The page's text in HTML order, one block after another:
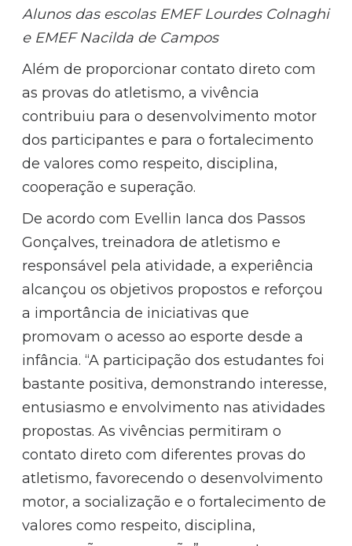
Alunos das escolas EMEF Lourdes Colnaghi
e EMEF Nacilda de Campos
Além de proporcionar contato direto com
as provas do atletismo, a vivência
contribuiu para o desenvolvimento motor
dos participantes e para o fortalecimento
de valores como respeito, disciplina,
cooperação e superação.
De acordo com Evellin Ianca dos Passos
Gonçalves, treinadora de atletismo e
responsável pela atividade, a experiência
alcançou os objetivos propostos e reforçou
a importância de iniciativas que
promovam o acesso ao esporte desde a
infância. “A participação dos estudantes foi
bastante positiva, demonstrando interesse,
entusiasmo e envolvimento nas atividades
propostas. As vivências permitiram o
contato direto com diferentes provas do
atletismo, favorecendo o desenvolvimento
motor, a socialização e o fortalecimento de
valores como respeito, disciplina,